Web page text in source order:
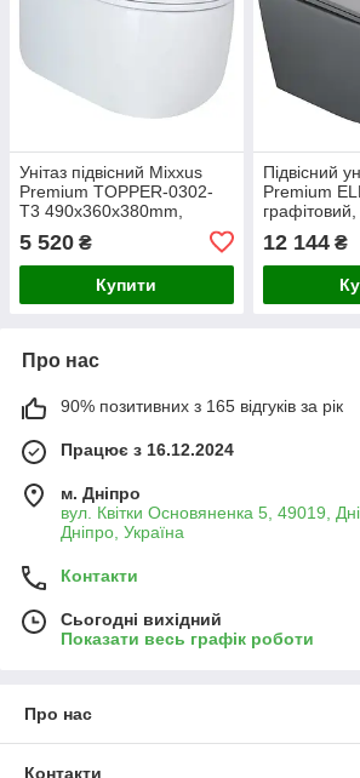
Унітаз підвісний Mixxus
Premium TOPPER-0302-
T3 490х360х380mm,
система змиву TORNADO
3.0 (MP6599)
5 520 ₴
Купити
Підвісний
Premium
поверхня,
Tornado
Duroplast із
12 144₴
Про нас
90% позитивних з 165 відгуків за рік
Працює з 16.12.2024
м. Дніпро
вул. Квітки Основяненка 5, 49019,
Дніпро, Україна
Контакти
Сьогодні вихідний
Показати весь графік роботи
Про нас
Контакти